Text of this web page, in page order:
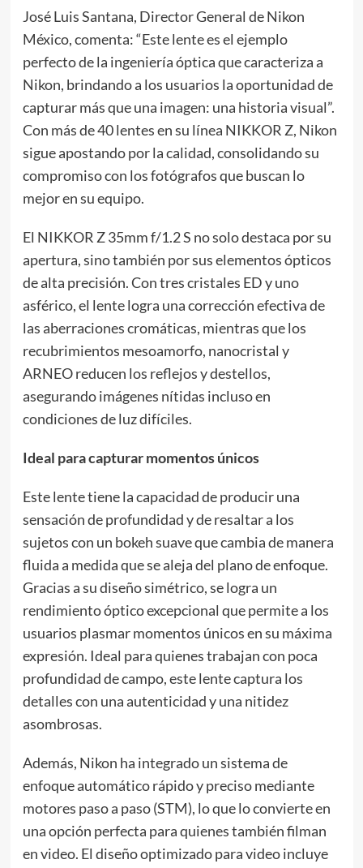
José Luis Santana, Director General de Nikon
México, comenta: “Este lente es el ejemplo
perfecto de la ingeniería óptica que caracteriza a
Nikon, brindando a los usuarios la oportunidad de
capturar más que una imagen: una historia visual”.
Con más de 40 lentes en su línea NIKKOR Z, Nikon
sigue apostando por la calidad, consolidando su
compromiso con los fotógrafos que buscan lo
mejor en su equipo.
El NIKKOR Z 35mm f/1.2 S no solo destaca por su
apertura, sino también por sus elementos ópticos
de alta precisión. Con tres cristales ED y uno
asférico, el lente logra una corrección efectiva de
las aberraciones cromáticas, mientras que los
recubrimientos mesoamorfo, nanocristal y
ARNEO reducen los reflejos y destellos,
asegurando imágenes nítidas incluso en
condiciones de luz difíciles.
Ideal para capturar momentos únicos
Este lente tiene la capacidad de producir una
sensación de profundidad y de resaltar a los
sujetos con un bokeh suave que cambia de manera
fluida a medida que se aleja del plano de enfoque.
Gracias a su diseño simétrico, se logra un
rendimiento óptico excepcional que permite a los
usuarios plasmar momentos únicos en su máxima
expresión. Ideal para quienes trabajan con poca
profundidad de campo, este lente captura los
detalles con una autenticidad y una nitidez
asombrosas.
Además, Nikon ha integrado un sistema de
enfoque automático rápido y preciso mediante
motores paso a paso (STM), lo que lo convierte en
una opción perfecta para quienes también filman
en video. El diseño optimizado para video incluye